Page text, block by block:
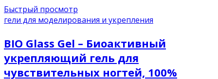
Быстрый просмотр
гели для моделирования и укрепления
BIO Glass Gel – Биоактивный
укрепляющий гель для
чувствительных ногтей, 100%